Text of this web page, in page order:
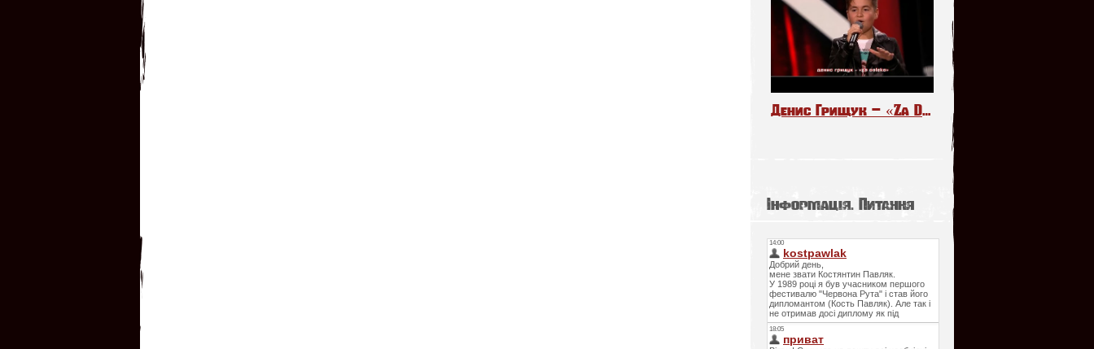
Денис Грищук – «Za Daleko». The Voice Kids Poland 6
Інформація. Питання